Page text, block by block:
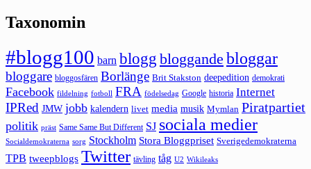
Taxonomin
#blogg100 barn blogg bloggande bloggar
bloggare bloggosfären Borlänge Brit Stakston deepedition demokrati
Facebook fildelning fotboll FRA födelsedag Google historia Internet
IPRed JMW jobb kalendern livet media musik Mymlan Piratpartiet
politik präst Same Same But Different SJ sociala medier
Socialdemokraterna sorg Stockholm Stora Bloggpriset Sverigedemokraterna
TPB tweepblogs Twitter tävling tåg U2 Wikileaks